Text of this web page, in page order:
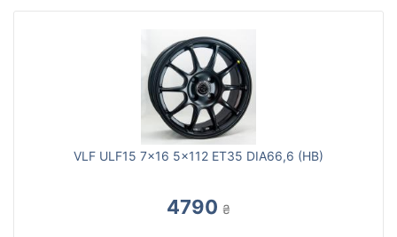
VLF ULF15 7x16 5x112 ET35 DIA66,6 (HB)
4790 ₴